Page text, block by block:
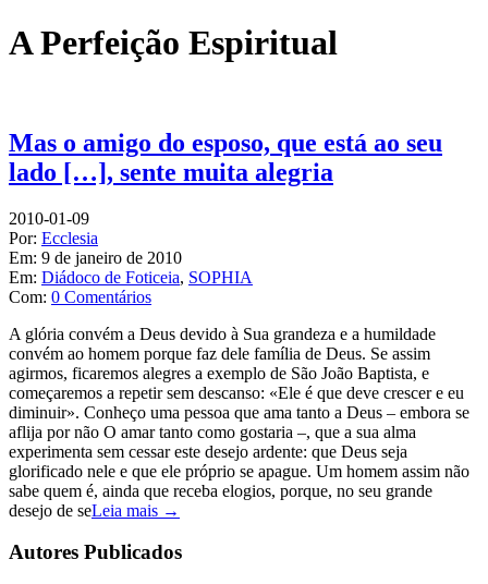
A Perfeição Espiritual
Mas o amigo do esposo, que está ao seu
lado […], sente muita alegria
2010-01-09
Por: Ecclesia
Em: 9 de janeiro de 2010
Em: Diádoco de Foticeia, SOPHIA
Com: 0 Comentários
A glória convém a Deus devido à Sua grandeza e a humildade
convém ao homem porque faz dele família de Deus. Se assim
agirmos, ficaremos alegres a exemplo de São João Baptista, e
começaremos a repetir sem descanso: «Ele é que deve crescer e eu
diminuir». Conheço uma pessoa que ama tanto a Deus – embora se
aflija por não O amar tanto como gostaria –, que a sua alma
experimenta sem cessar este desejo ardente: que Deus seja
glorificado nele e que ele próprio se apague. Um homem assim não
sabe quem é, ainda que receba elogios, porque, no seu grande
desejo de seLeia mais →
Autores Publicados